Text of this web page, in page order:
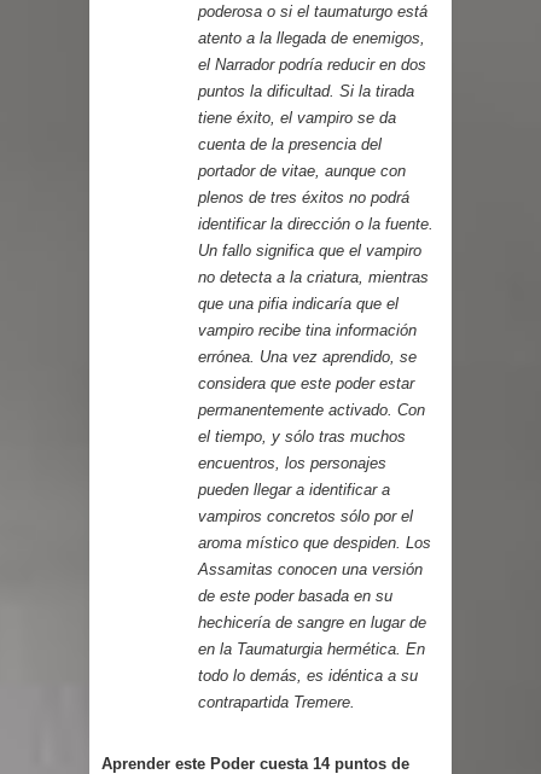
poderosa o si el taumaturgo está
atento a la llegada de enemigos,
el Narrador podría reducir en dos
puntos la dificultad. Si la tirada
tiene éxito, el vampiro se da
cuenta de la presencia del
portador de vitae, aunque con
plenos de tres éxitos no podrá
identificar la dirección o la fuente.
Un fallo significa que el vampiro
no detecta a la criatura, mientras
que una pifia indicaría que el
vampiro recibe tina información
errónea. Una vez aprendido, se
considera que este poder estar
permanentemente activado. Con
el tiempo, y sólo tras muchos
encuentros, los personajes
pueden llegar a identificar a
vampiros concretos sólo por el
aroma místico que despiden. Los
Assamitas conocen una versión
de este poder basada en su
hechicería de sangre en lugar de
en la Taumaturgia hermética. En
todo lo demás, es idéntica a su
contrapartida Tremere.
Aprender este Poder cuesta 14 puntos de